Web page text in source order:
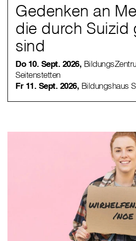
Gedenken an
die durch Suizid
sind
Do 10. Sept. 2026,
Seitenstetten
Fr 11. Sept. 2026, Bildungshaus